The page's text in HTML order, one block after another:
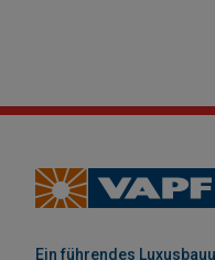
Ein führendes